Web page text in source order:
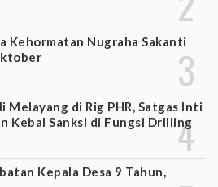
Kehormatan Nugraha Sakanti
Melayang di Rig PHR, Satgas Inti
Kebal Sanksi di Fungsi Drilling
Kepala Desa 9 Tahun,